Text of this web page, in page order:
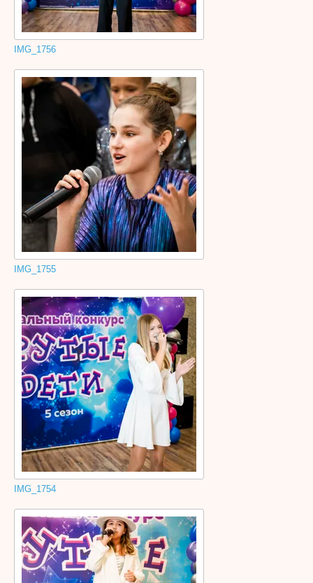
IMG_1756
IMG_1755
IMG_1754